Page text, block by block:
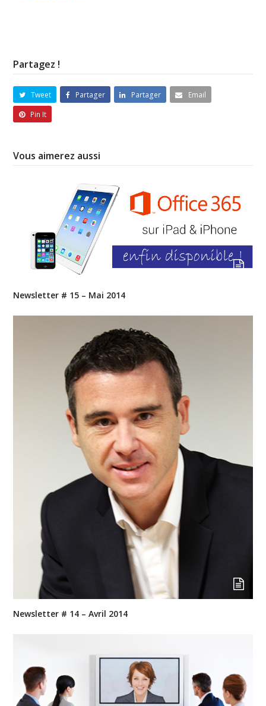
Partagez !
Tweet Partager Partager
Email
Pin It
Vous aimerez aussi
Newsletter # 15 – Mai 2014
Newsletter # 14 – Avril 2014